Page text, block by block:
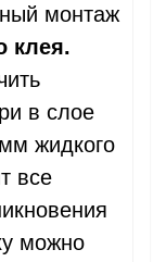
монтаж
клея.
в слое
жидкого
все
можно